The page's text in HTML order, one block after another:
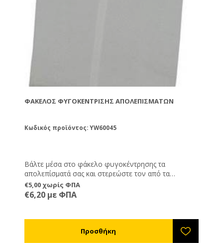
ΦΆΚΕΛΟΣ ΦΥΓΟΚΈΝΤΡΙΣΗΣ ΑΠΟΛΕΠΙΣΜΆΤΩΝ
Κωδικός προϊόντος: YW60045
Βάλτε μέσα στο φάκελο φυγοκέντρησης τα
απολεπίσματά σας και στερεώστε τον από τα
στηρίγματά του μέσα στον μελιτοεξαγωγέα σας.
Ξεκινήστε την φυγοκέντρηση και τα απολεπίσματά
σας θα στραγγίξουν από μέλι το οποίο θα ξεφύγει
€5,00 χωρίς ΦΠΑ
€6,20 με ΦΠΑ